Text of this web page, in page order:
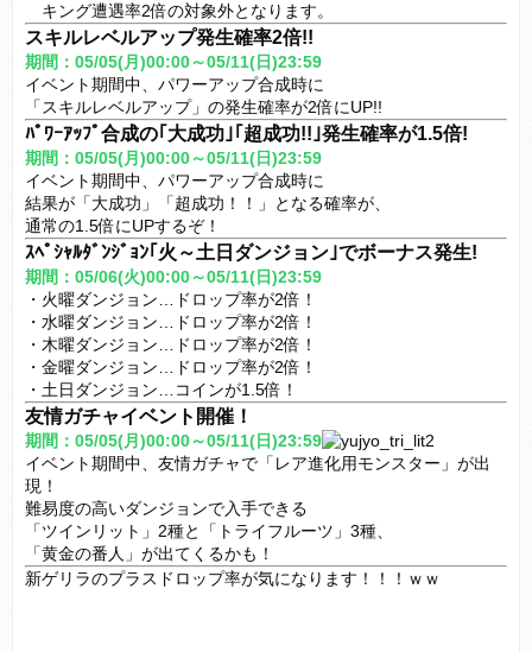
キング遭遇率2倍の対象外となります。
スキルレベルアップ発生確率2倍!!
期間：05/05(月)00:00～05/11(日)23:59
イベント期間中、パワーアップ合成時に
「スキルレベルアップ」の発生確率が2倍にUP!!
ﾊﾟﾜｰｱｯﾌﾟ合成の｢大成功｣｢超成功!!｣発生確率が1.5倍!
期間：05/05(月)00:00～05/11(日)23:59
イベント期間中、パワーアップ合成時に
結果が「大成功」「超成功！！」となる確率が、
通常の1.5倍にUPするぞ！
ｽﾍﾟｼｬﾙﾀﾞﾝｼﾞｮﾝ｢火～土日ダンジョン｣でボーナス発生!
期間：05/06(火)00:00～05/11(日)23:59
・火曜ダンジョン…ドロップ率が2倍！
・水曜ダンジョン…ドロップ率が2倍！
・木曜ダンジョン…ドロップ率が2倍！
・金曜ダンジョン…ドロップ率が2倍！
・土日ダンジョン…コインが1.5倍！
友情ガチャイベント開催！
期間：05/05(月)00:00～05/11(日)23:59
イベント期間中、友情ガチャで「レア進化用モンスター」が出
現！
難易度の高いダンジョンで入手できる
「ツインリット」2種と「トライフルーツ」3種、
「黄金の番人」が出てくるかも！
新ゲリラのプラスドロップ率が気になります！！！ｗｗ